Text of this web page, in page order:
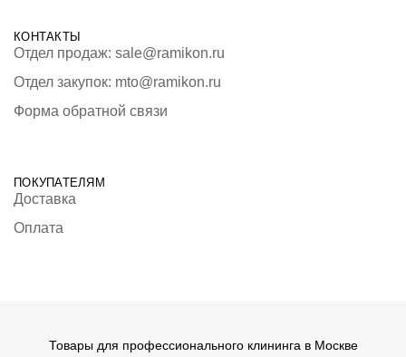
КОНТАКТЫ
Отдел продаж: sale@ramikon.ru
Отдел закупок: mto@ramikon.ru
Форма обратной связи
ПОКУПАТЕЛЯМ
Доставка
Оплата
Товары для профессионального клининга в Москве